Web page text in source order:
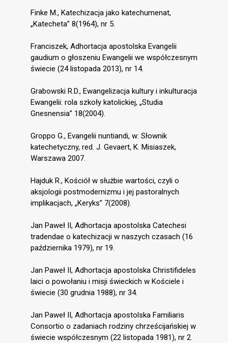
Finke M., Katechizacja jako katechumenat,
„Katecheta” 8(1964), nr 5.
Franciszek, Adhortacja apostolska Evangelii
gaudium o głoszeniu Ewangelii we współczesnym
świecie (24 listopada 2013), nr 14.
Grabowski R.D., Ewangelizacja kultury i inkulturacja
Ewangelii: rola szkoły katolickiej, „Studia
Gnesnensia” 18(2004).
Groppo G., Evangelii nuntiandi, w: Słownik
katechetyczny, red. J. Gevaert, K. Misiaszek,
Warszawa 2007.
Hajduk R., Kościół w służbie wartości, czyli o
aksjologii postmodernizmu i jej pastoralnych
implikacjach, „Keryks” 7(2008).
Jan Paweł II, Adhortacja apostolska Catechesi
tradendae o katechizacji w naszych czasach (16
października 1979), nr 19.
Jan Paweł II, Adhortacja apostolska Christifideles
laici o powołaniu i misji świeckich w Kościele i
świecie (30 grudnia 1988), nr 34.
Jan Paweł II, Adhortacja apostolska Familiaris
Consortio o zadaniach rodziny chrześcijańskiej w
świecie współczesnym (22 listopada 1981), nr 2.